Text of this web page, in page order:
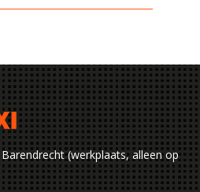
(werkplaats, alleen op